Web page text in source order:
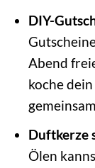
DIY-
Abend
koche dein
Duftkerze
Ölen